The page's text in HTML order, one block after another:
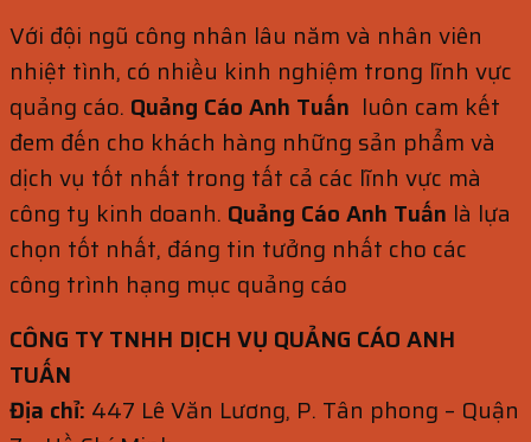
Với đội ngũ công nhân lâu năm và nhân viên
nhiệt tình, có nhiều kinh nghiệm trong lĩnh vực
quảng cáo. Quảng Cáo Anh Tuấn luôn cam kết
đem đến cho khách hàng những sản phẩm và
dịch vụ tốt nhất trong tất cả các lĩnh vực mà
công ty kinh doanh. Quảng Cáo Anh Tuấn là lựa
chọn tốt nhất, đáng tin tưởng nhất cho các
công trình hạng mục quảng cáo
CÔNG TY TNHH DỊCH VỤ QUẢNG CÁO ANH
TUẤN
Địa chỉ: 447 Lê Văn Lương, P. Tân phong – Quận